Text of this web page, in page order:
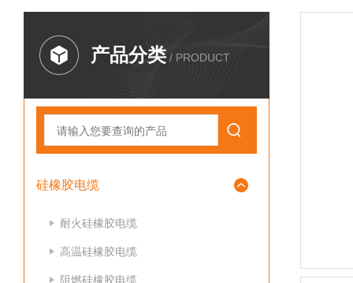
产品分类 / PRODUCT
硅橡胶电缆
耐火硅橡胶电缆
高温硅橡胶电缆
阻燃硅橡胶电缆